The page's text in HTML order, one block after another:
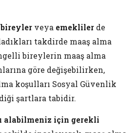
veya emekliler de
takdirde maaş alma
bireylerin maaş alma
göre değişebilirken,
koşulları Sosyal Güvenlik
şartlara tabidir.
alabilmeniz için gerekli